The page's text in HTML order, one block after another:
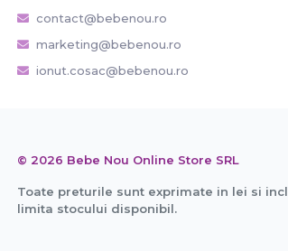
contact@bebenou.ro
marketing@bebenou.ro
ionut.cosac@bebenou.ro
© 2026 Bebe Nou Online Store SRL
Toate preturile sunt exprimate in lei si
limita stocului disponibil.